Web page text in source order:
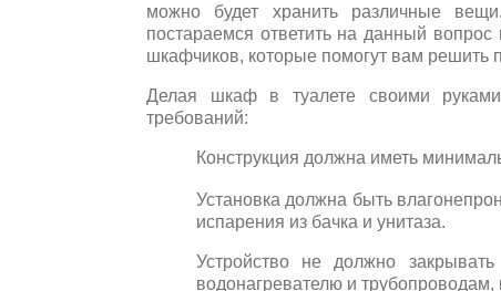
можно будет хранить различные
постараемся ответить на данный вопрос
шкафчиков, которые помогут вам решить
Делая шкаф в туалете своими
требований:
Конструкция должна иметь
Установка должна быть
испарения из бачка и унитаза.
Устройство не должно
водонагревателю и